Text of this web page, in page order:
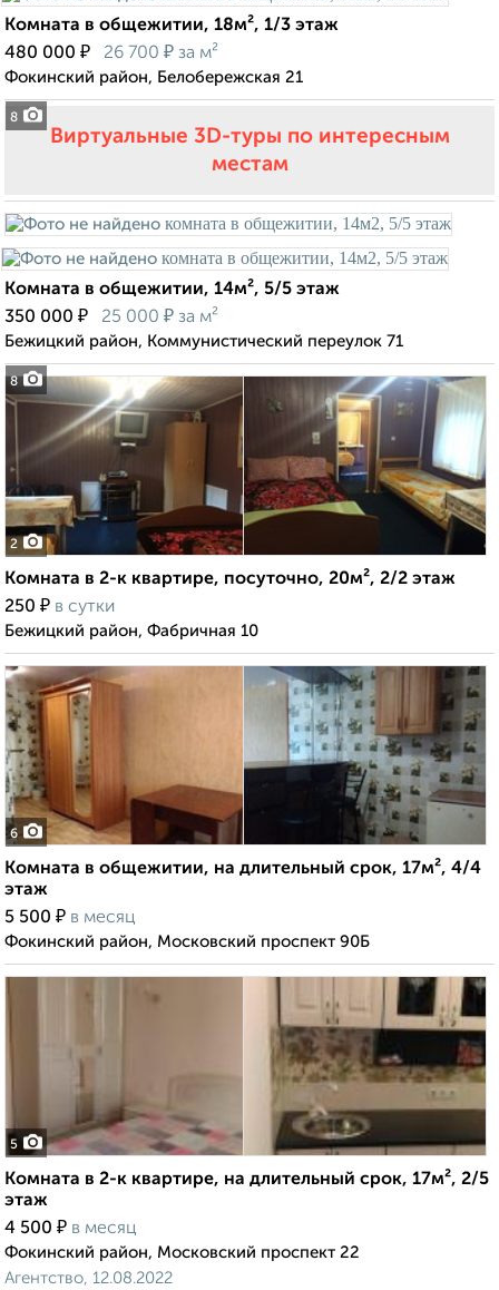
8
Комната в общежитии, 18м², 1/3 этаж
480 000 ₽ 26 700 ₽ за м²
Фокинский район, Белобережская 21
Виртуальные 3D-туры по интересным
местам
8
Комната в общежитии, 14м², 5/5 этаж
350 000 ₽ 25 000 ₽ за м²
Бежицкий район, Коммунистический переулок 71
2
Комната в 2-к квартире, посуточно, 20м², 2/2 этаж
250 ₽ в сутки
Бежицкий район, Фабричная 10
6
Комната в общежитии, на длительный срок, 17м², 4/4
этаж
5 500 ₽ в месяц
Фокинский район, Московский проспект 90Б
5
Комната в 2-к квартире, на длительный срок, 17м², 2/5
этаж
4 500 ₽ в месяц
Фокинский район, Московский проспект 22
Агентство, 12.08.2022